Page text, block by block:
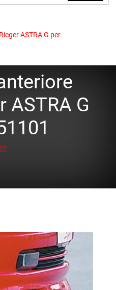
ASTRA G per
ASTRA G